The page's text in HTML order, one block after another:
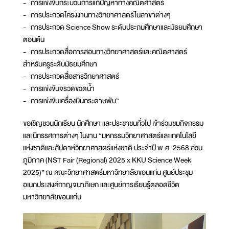
- การแข่งขันกระบวนการแก้ปัญหาทางคณิตศาสตร์
- การประกวดโครงงานทางวิทยาศาสตร์ในสาขาต่างๆ
- การประกวด Science Show ระดับประถมศึกษาและมัธยมศึกษา
ตอนต้น
- การประกวดสื่อการสอนทางวิทยาศาสตร์และคณิตศาสตร์
สำหรับครูระดับมัธยมศึกษา
- การประกวดสื่อสารวิทยาศาสตร์
- การแข่งขันจรวดขวดน้ำ
- การแข่งขันเครื่องบินกระดาษพับ”
ขอเชิญชวนนักเรียน นักศึกษา และประชาชนทั่วไป เข้าร่วมชมกิจกรรม
และนิทรรศการต่างๆ ในงาน “มหกรรมวิทยาศาสตร์และเทคโนโลยี
แห่งชาติและสัปดาห์วิทยาศาสตร์แห่งชาติ ประจำปี พ.ศ. 2568 ส่วน
ภูมิภาค (NST Fair (Regional) 2025 x KKU Science Week
2025)” ณ คณะวิทยาศาสตร์มหาวิทยาลัยขอนแก่น ศูนย์ประชุม
อเนกประสงค์กาญจนาภิเษก และศูนย์การเรียนรู้ตลอดชีวิต
มหาวิทยาลัยขอนแก่น